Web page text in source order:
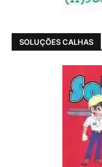
SOLUÇÕES CALHAS